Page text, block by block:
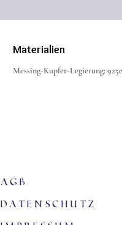
Materialien
Messing-Kupfer-Legierung:
agb
Datenschutz